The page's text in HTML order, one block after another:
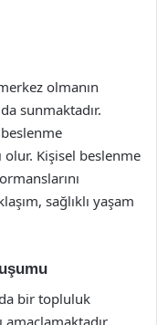
olmanın
sunmaktadır.
olur. Kişisel beslenme
sağlıklı yaşam
bir topluluk